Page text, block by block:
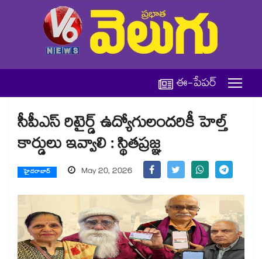
ఈ-పేపర్
సీపీఎస్ రిటైర్డ్ ఉద్యోగులందరికీ హెల్త్
కార్డులు ఇవ్వాలి : స్థితప్రజ్ఞ
హైదరాబాద్ May 20, 2026